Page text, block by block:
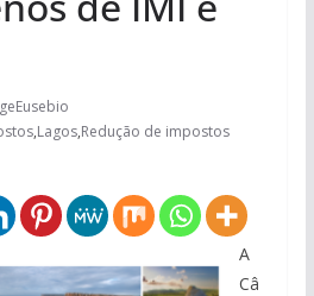
,Lagos,Redução de impostos
A
Câ